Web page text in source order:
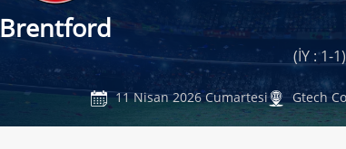
Brentford
(İY : 1-1)
11 Nisan 2026 Cumartesi Gtech